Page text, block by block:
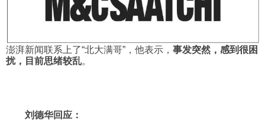
澎湃新闻联系上了“北大满哥”，他表示， 事发突然，感到很困
扰，目前思绪较乱。
刘德华回应：